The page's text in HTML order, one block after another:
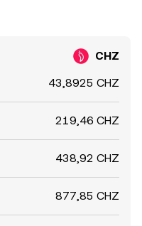
CHZ
43,8925 CHZ
219,46 CHZ
438,92 CHZ
877,85 CHZ